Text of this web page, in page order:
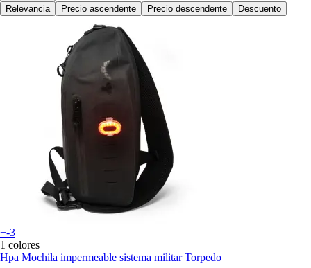
Relevancia
Precio ascendente Precio descendente Descuento
+-3
1 colores
Hpa Mochila impermeable sistema militar Torpedo